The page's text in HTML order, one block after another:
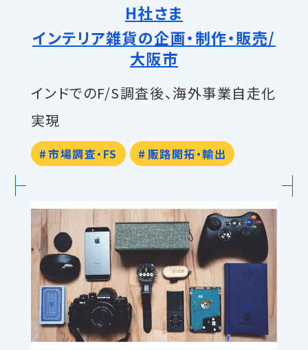
H社さま
インテリア雑貨の企画・制作・販売/
大阪市
インドでのF/S調査後、海外事業自走化
実現
市場調査・FS 販路開拓・輸出